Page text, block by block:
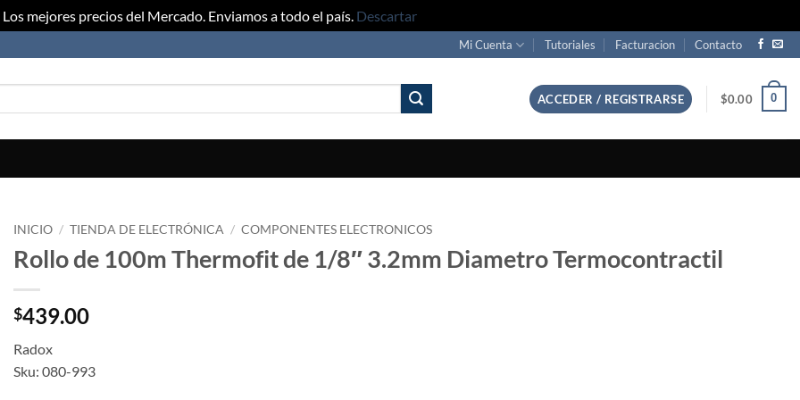
Los mejores precios del Mercado. Enviamos a todo el país. Descartar
Mi Cuenta Tutoriales Facturacion Contacto
ACCEDER / REGISTRARSE $0.00 0
INICIO / TIENDA DE ELECTRÓNICA / COMPONENTES ELECTRONICOS
Rollo de 100m Thermofit de 1/8″ 3.2mm Diametro Termocontractil
$439.00
Radox
Sku: 080-993